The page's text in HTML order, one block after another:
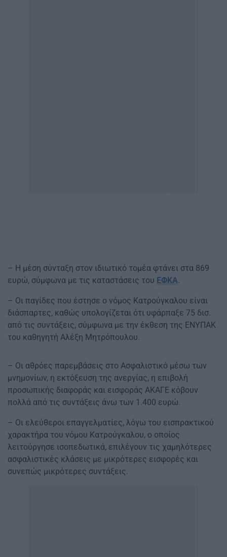
– Η μέση σύνταξη στον ιδιωτικό τομέα φτάνει στα 869
ευρώ, σύμφωνα με τις καταστάσεις του ΕΦΚΑ.
– Οι παγίδες που έστησε ο νόμος Κατρούγκαλου είναι
διάσπαρτες, καθώς υπολογίζεται ότι υφάρπαξε 75 δισ.
από τις συντάξεις, σύμφωνα με την έκθεση της ΕΝΥΠΑΚ
του καθηγητή Αλέξη Μητρόπουλου.
– Οι αθρόες παρεμβάσεις στο Ασφαλιστικό μέσω των
μνημονίων, η εκτόξευση της ανεργίας, η επιβολή
προσωπικής διαφοράς και εισφοράς ΑΚΑΓΕ κόβουν
πολλά από τις συντάξεις άνω των 1.400 ευρώ.
– Οι ελεύθεροι επαγγελματίες, λόγω του εισπρακτικού
χαρακτήρα του νόμου Κατρούγκαλου, ο οποίος
λειτούργησε ισοπεδωτικά, επιλέγουν τις χαμηλότερες
ασφαλιστικές κλάσεις με μικρότερες εισφορές και
συνεπώς μικρότερες συντάξεις.